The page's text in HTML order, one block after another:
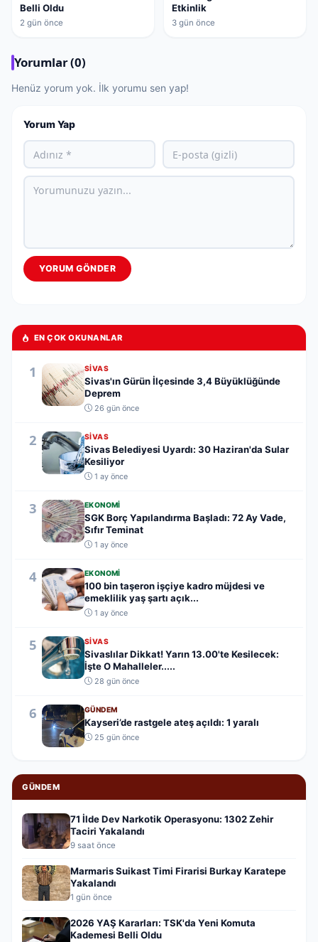
Belli Oldu
2 gün önce
Etkinlik
3 gün önce
Yorumlar (0)
Henüz yorum yok. İlk yorumu sen yap!
Yorum Yap
YORUM GÖNDER
EN ÇOK OKUNANLAR
1 SIVAS
Sivas'ın Gürün İlçesinde 3,4 Büyüklüğünde
Deprem
26 gün önce
2 SIVAS
Sivas Belediyesi Uyardı: 30 Haziran'da Sular
Kesiliyor
1 ay önce
3 EKONOMI
SGK Borç Yapılandırma Başladı: 72 Ay Vade,
Sıfır Teminat
1 ay önce
4 EKONOMI
100 bin taşeron işçiye kadro müjdesi ve
emeklilik yaş şartı açık...
1 ay önce
5 SIVAS
Sivaslılar Dikkat! Yarın 13.00'te Kesilecek:
İşte O Mahalleler.....
28 gün önce
6 GÜNDEM
Kayseri’de rastgele ateş açıldı: 1 yaralı
25 gün önce
GÜNDEM
71 İlde Dev Narkotik Operasyonu: 1302 Zehir
Taciri Yakalandı
9 saat önce
Marmaris Suikast Timi Firarisi Burkay Karatepe
Yakalandı
1 gün önce
2026 YAŞ Kararları: TSK'da Yeni Komuta
Kademesi Belli Oldu